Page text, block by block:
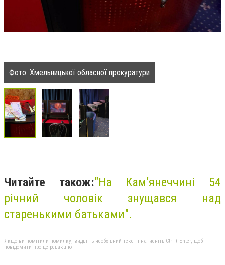
Фото: Хмельницької обласної прокуратури
Читайте також:"На Кам’янеччині 54
річний чоловік знущався над
старенькими батьками".
Якщо ви помітили помилку, виділіть необхідний текст і натисніть Ctrl + Enter, щоб
повідомити про це редакцію